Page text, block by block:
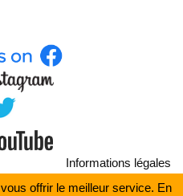
Informations légales
Plan du site
offrir le meilleur service. En